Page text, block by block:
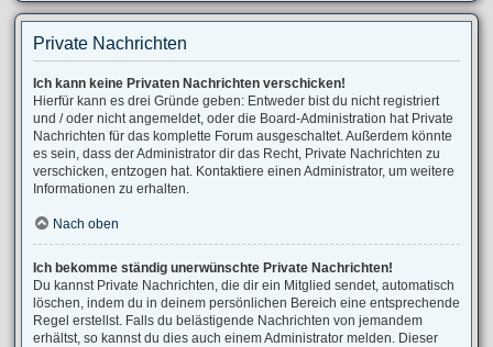
Private Nachrichten
Ich kann keine Privaten Nachrichten verschicken!
Hierfür kann es drei Gründe geben: Entweder bist du nicht registriert
und / oder nicht angemeldet, oder die Board-Administration hat Private
Nachrichten für das komplette Forum ausgeschaltet. Außerdem könnte
es sein, dass der Administrator dir das Recht, Private Nachrichten zu
verschicken, entzogen hat. Kontaktiere einen Administrator, um weitere
Informationen zu erhalten.
Nach oben
Ich bekomme ständig unerwünschte Private Nachrichten!
Du kannst Private Nachrichten, die dir ein Mitglied sendet, automatisch
löschen, indem du in deinem persönlichen Bereich eine entsprechende
Regel erstellst. Falls du belästigende Nachrichten von jemandem
erhältst, so kannst du dies auch einem Administrator melden. Dieser